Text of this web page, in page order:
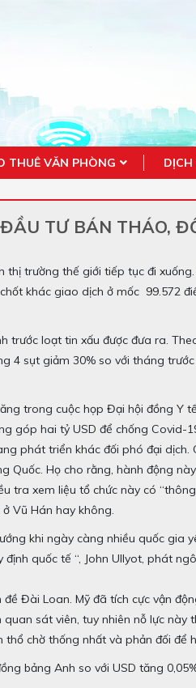
THUÊ VĂN PHÒNG DỊCH
TƯ BÁN THÁO,
trường thế giới tiếp tục đi xuống.
khác giao dịch ở mốc 99.572
trước loạt tin xấu được đưa ra.
4 sụt giảm 30% so với tháng
trong cuộc họp Đại hội đồng Y
góp hai tỷ USD để chống Covid-
phát triển khác đối phó đại dịch.
Quốc. Họ cho rằng, hành động
tra xem liệu tổ chức này có “thông
Vũ Hán hay không.
khi ngày càng nhiều quốc gia
quốc tế “, John Ullyot, phát
Đài Loan. Mỹ đã tích cực vận
sát viên, tuy nhiên nỗ lực này
chờ thống nhất và phản đối để
bảng Anh so với USD tăng